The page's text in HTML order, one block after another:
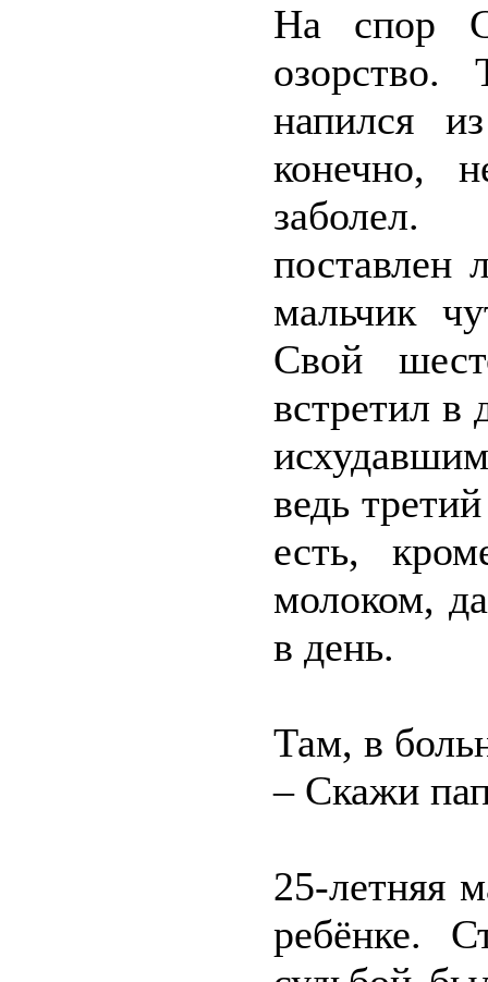
На спор
напился
конечно,
поставлен
мальчик
Свой
встретил в
ведь
есть,
молоком,
в день.
Там, в
– Скажи
25-летняя
ребёнке.